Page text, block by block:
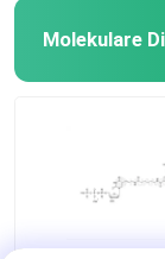
Molekulare